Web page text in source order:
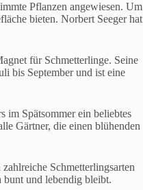
Pflanzen angewiesen. Um
bieten. Norbert Seeger hat
für Schmetterlinge. Seine
bis September und ist eine
im Spätsommer ein beliebtes
Gärtner, die einen blühenden
Schmetterlingsarten
bunt und lebendig bleibt.